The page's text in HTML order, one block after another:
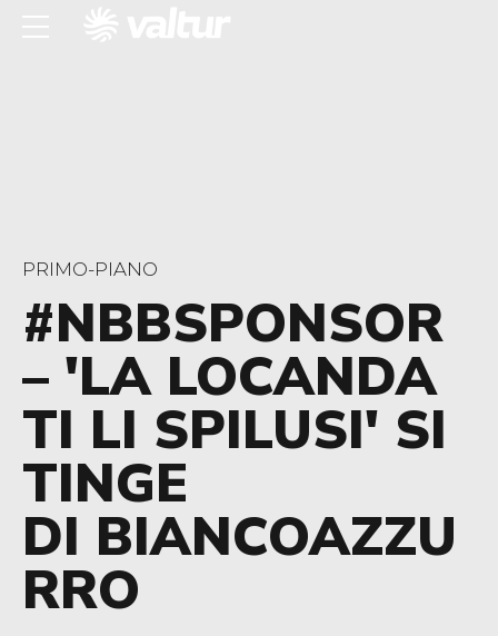
PRIMO-PIANO
#NBBSPONSOR
– 'LA LOCANDA
TI LI SPILUSI' SI
TINGE
DI BIANCOAZZU
RRO